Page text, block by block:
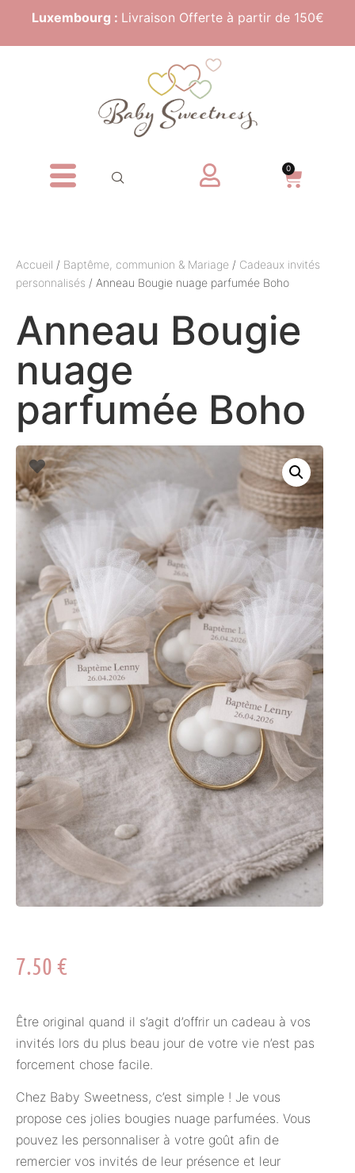
Luxembourg : Livraison Offerte à partir de 150€
0
Accueil / Baptême, communion & Mariage / Cadeaux invités
personnalisés / Anneau Bougie nuage parfumée Boho
Anneau Bougie
nuage
parfumée Boho
7.50 €
Être original quand il s’agit d’offrir un cadeau à vos
invités lors du plus beau jour de votre vie n’est pas
forcement chose facile.
Chez Baby Sweetness, c’est simple ! Je vous
propose ces jolies bougies nuage parfumées. Vous
pouvez les personnaliser à votre goût afin de
remercier vos invités de leur présence et leur